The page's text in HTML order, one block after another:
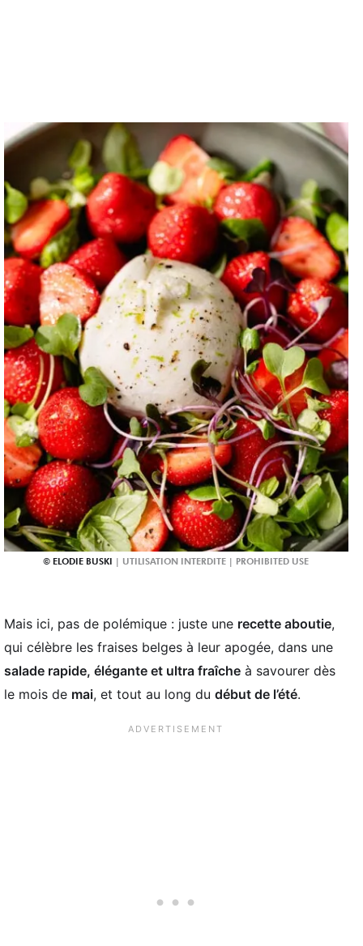
ELODIE BUSKI
Mais ici, pas de polémique : juste une recette aboutie,
qui célèbre les fraises belges à leur apogée, dans une
salade rapide, élégante et ultra fraîche à savourer dès
le mois de mai, et tout au long du début de l’été.